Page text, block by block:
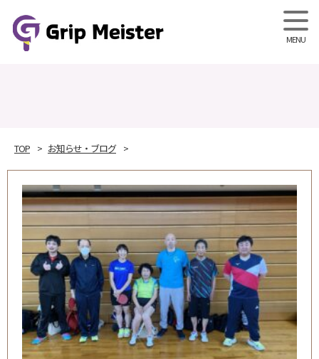
Grip
TOP お知らせ・ブログ